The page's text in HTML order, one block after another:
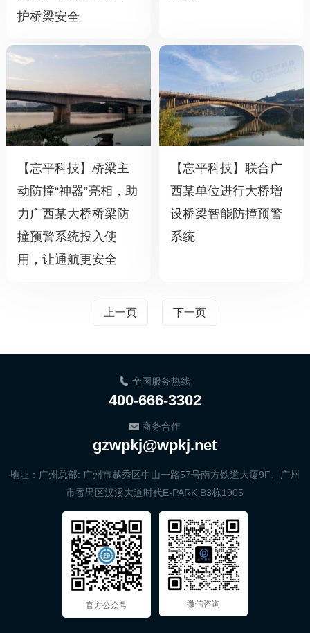
护桥梁安全
【忘平科技】桥梁主
动防撞“神器”亮相，助
力广西某大桥桥梁防
撞预警系统投入使
用，让通航更安全
【忘平科技】联合广
西某单位进行大桥增
设桥梁智能防撞预警
系统
上一页 下一页
全国服务热线
400-666-3302
商务合作
gzwpkj@wpkj.net
地址：广州总部: 广州市越秀区中山一路57号南方铁道大厦9F、广州
市番禺区汉溪大道时代E-PARK B3栋1905
官方公众号 微信咨询